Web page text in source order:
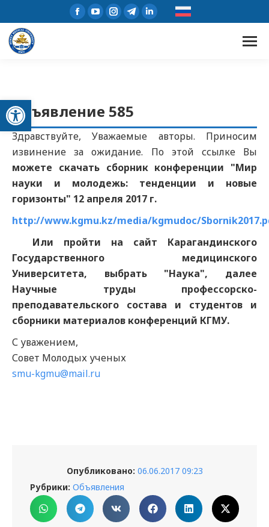
Открыть панель инструментов
Объявление 585
Здравствуйте, Уважаемые авторы. Приносим
извинение за ожидание. По этой ссылке Вы
можете скачать сборник конференции "Мир
науки и молодежь: тенденции и новые
горизонты" 12 апреля 2017 г.
http://www.kgmu.kz/media/kgmudoc/
Или пройти на сайт Карагандинского
Государственного медицинского
Университета, выбрать "Наука", далее
Научные труды профессорско-
преподавательского состава и студентов и
сборники материалов конференций КГМУ.
С уважением,
Совет Молодых ученых
smu-kgmu@mail.ru
Опубликовано: 06.06.2017 09:23
Рубрики: Объявления